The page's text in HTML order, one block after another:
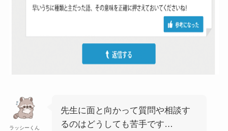
ラッシーくん
先生に面と向かって質問や相談す
るのはどうしても苦手です…